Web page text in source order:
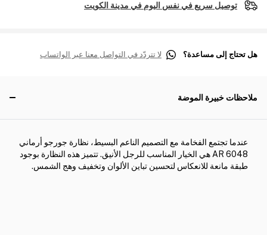
توصيل سريع في نفس اليوم في مدينة الكويت
هل تحتاج إلى مساعدة؟ لا تتردّد في التواصل معنا عبر الواتساب
ملاحظات خبيرة الموضة
عندما تجتمع الفخامة مع التصميم الناعم البسيط، نظارة جورجو أرماني
AR 6048 هي الخيار المناسب للرجل الأنيق. تتميز هذه النظارة بوجود
طبقة مانعة للانعكاس لتحسين تباين الألوان وتخفيف وهج الشمس.